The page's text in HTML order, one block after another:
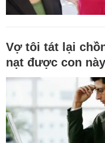
Vợ tôi tát lại
nạt được con